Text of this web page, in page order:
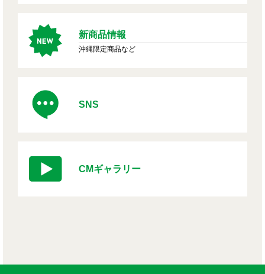
新商品情報
沖縄限定商品など
SNS
CMギャラリー